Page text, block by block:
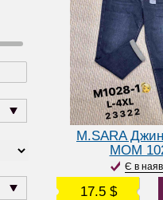
M.SARA
МОМ
Є в
17.5 $